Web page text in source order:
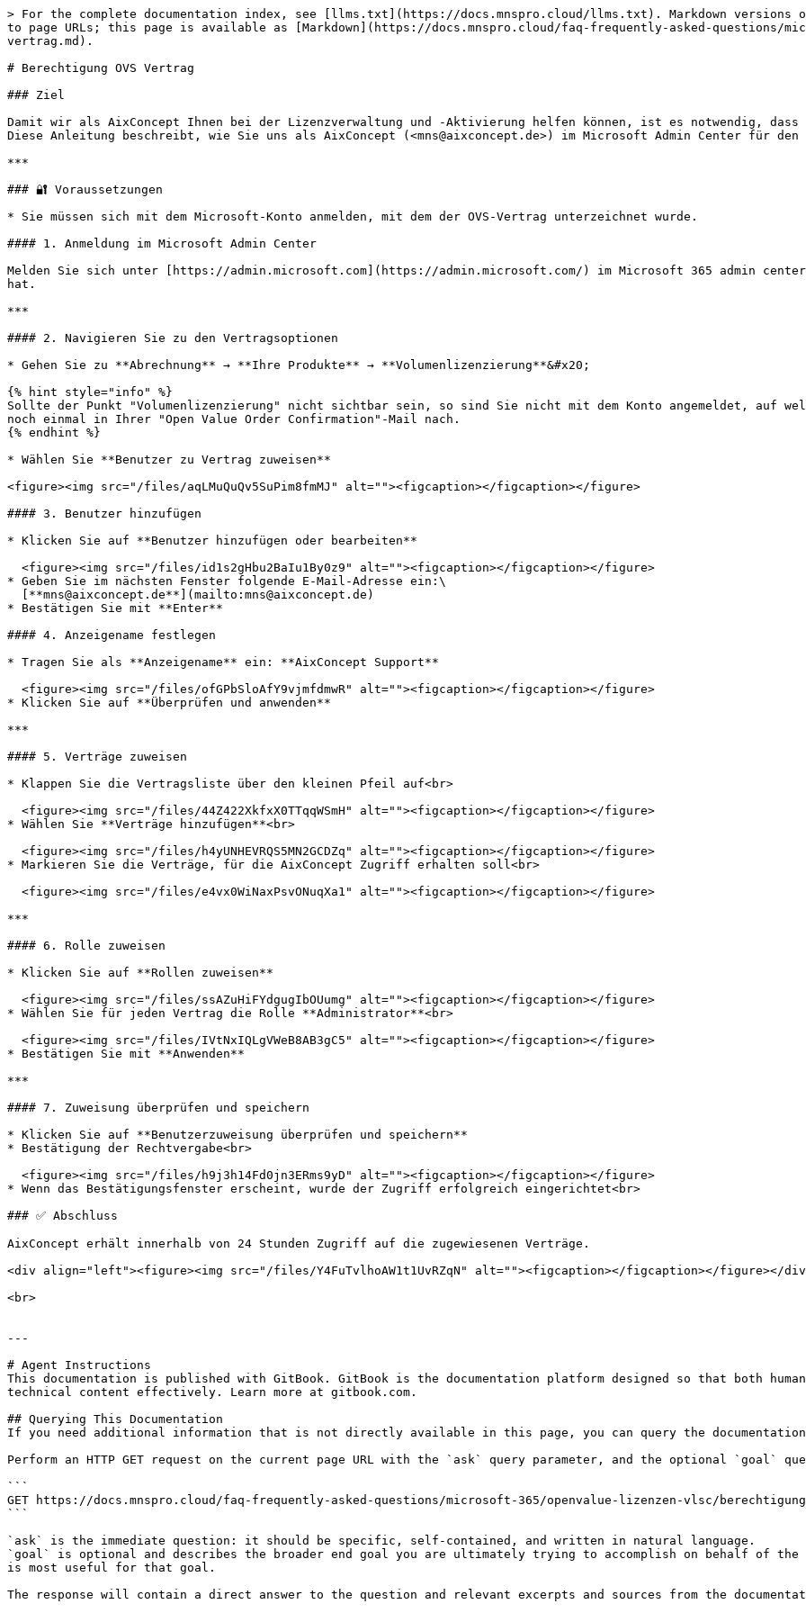
> For the complete documentation index, see [llms.txt](https://docs.mnspro.cloud/llms.txt). Markdown versions
to page URLs; this page is available as [Markdown](https://docs.mnspro.cloud/faq-frequently-asked-questions/
vertrag.md).
# Berechtigung OVS Vertrag
### Ziel
Damit wir als AixConcept Ihnen bei der Lizenzverwaltung und -Aktivierung helfen können, ist es notwendig,
Diese Anleitung beschreibt, wie Sie uns als AixConcept (<mns@aixconcept.de>) im Microsoft Admin Center für
***
### 🔐 Voraussetzungen
* Sie müssen sich mit dem Microsoft-Konto anmelden, mit dem der OVS-Vertrag unterzeichnet wurde.
#### 1. Anmeldung im Microsoft Admin Center
Melden Sie sich unter [https://admin.microsoft.com](https://admin.microsoft.com/) im Microsoft 365 admin center
hat.
***
#### 2. Navigieren Sie zu den Vertragsoptionen
* Gehen Sie zu **Abrechnung** → **Ihre Produkte** → **Volumenlizenzierung**&#x20;
{% hint style="info" %}
Sollte der Punkt "Volumenlizenzierung" nicht sichtbar sein, so sind Sie nicht mit dem Konto angemeldet, auf
noch einmal in Ihrer "Open Value Order Confirmation"-Mail nach.
{% endhint %}
* Wählen Sie **Benutzer zu Vertrag zuweisen**
<figure><img src="/files/aqLMuQuQv5SuPim8fmMJ" alt=""><figcaption></figcaption></figure>
#### 3. Benutzer hinzufügen
* Klicken Sie auf **Benutzer hinzufügen oder bearbeiten**
* Geben Sie im nächsten Fenster folgende E-Mail-Adresse ein:\
* Bestätigen Sie mit **Enter**
#### 4. Anzeigename festlegen
* Tragen Sie als **Anzeigename** ein: **AixConcept Support**
* Klicken Sie auf **Überprüfen und anwenden**
***
#### 5. Verträge zuweisen
* Klappen Sie die Vertragsliste über den kleinen Pfeil auf<br>
* Wählen Sie **Verträge hinzufügen**<br>
* Markieren Sie die Verträge, für die AixConcept Zugriff erhalten soll<br>
***
#### 6. Rolle zuweisen
* Klicken Sie auf **Rollen zuweisen**
* Wählen Sie für jeden Vertrag die Rolle **Administrator**<br>
* Bestätigen Sie mit **Anwenden**
***
#### 7. Zuweisung überprüfen und speichern
* Klicken Sie auf **Benutzerzuweisung überprüfen und speichern**
* Bestätigung der Rechtvergabe<br>
* Wenn das Bestätigungsfenster erscheint, wurde der Zugriff erfolgreich eingerichtet<br>
### ✅ Abschluss
AixConcept erhält innerhalb von 24 Stunden Zugriff auf die zugewiesenen Verträge.
<div align="left"><figure><img src="/files/Y4FuTvlhoAW1t1UvRZqN" alt=""><figcaption></figcaption></figure></
<br>
---
# Agent Instructions
This documentation is published with GitBook. GitBook is the documentation platform designed so that both
technical content effectively. Learn more at gitbook.com.
## Querying This Documentation
If you need additional information that is not directly available in this page, you can query the documentation
Perform an HTTP GET request on the current page URL with the `ask` query parameter, and the optional `goal`
```
GET https://docs.mnspro.cloud/faq-frequently-asked-questions/microsoft-365/openvalue-lizenzen-vlsc/berechtigung-
```
`ask` is the immediate question: it should be specific, self-contained, and written in natural language.
`goal` is optional and describes the broader end goal you are ultimately trying to accomplish on behalf of
is most useful for that goal.
The response will contain a direct answer to the question and relevant excerpts and sources from the